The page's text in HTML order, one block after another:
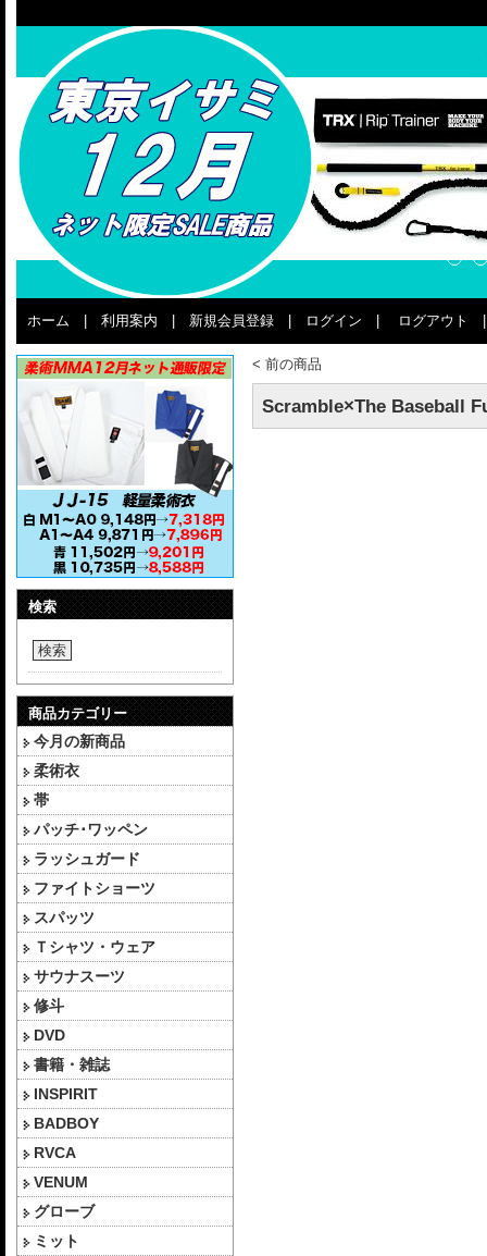
ホーム 利用案内 新規会員登録 ログイン ログアウト
検索
検索
商品カテゴリー
今月の新商品
柔術衣
帯
パッチ･ワッペン
ラッシュガード
ファイトショーツ
スパッツ
Ｔシャツ・ウェア
サウナスーツ
修斗
DVD
書籍・雑誌
INSPIRIT
BADBOY
RVCA
VENUM
グローブ
ミット
< 前の商品
Scramble×The Baseball